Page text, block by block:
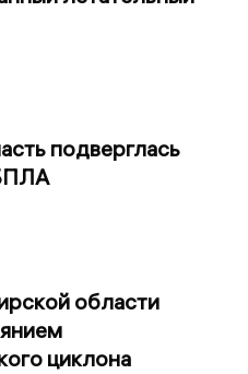
подверглась
области
циклона